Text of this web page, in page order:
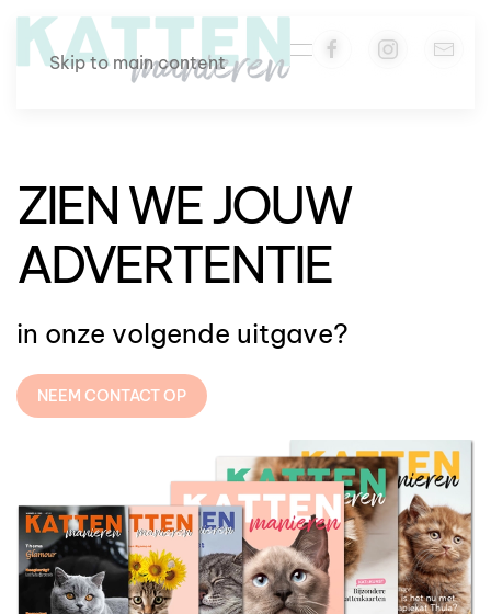
Skip to main content
ZIEN WE JOUW
ADVERTENTIE
in onze volgende uitgave?
NEEM CONTACT OP